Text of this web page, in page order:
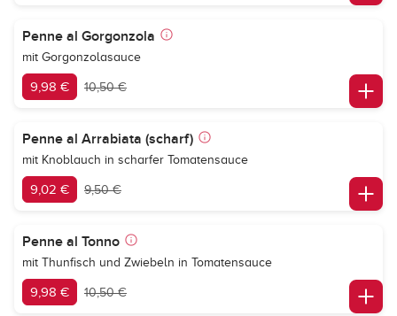
Penne al Gorgonzola
mit Gorgonzolasauce
9,98 € 10,50 €
Penne al Arrabiata (scharf)
mit Knoblauch in scharfer Tomatensauce
9,02 € 9,50 €
Penne al Tonno
mit Thunfisch und Zwiebeln in Tomatensauce
9,98 € 10,50 €